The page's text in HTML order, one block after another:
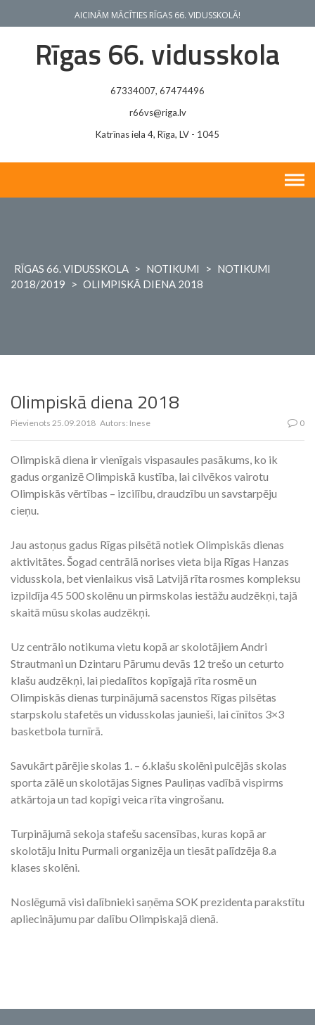
AICINĀM MĀCĪTIES RĪGAS 66. VIDUSSKOLĀ!
Rīgas 66. vidusskola
67334007, 67474496
r66vs@riga.lv
Katrīnas iela 4, Rīga, LV - 1045
RĪGAS 66. VIDUSSKOLA > NOTIKUMI > NOTIKUMI
2018/2019
> OLIMPISKĀ DIENA 2018
Olimpiskā diena 2018
Pievienots 25.09.2018 Autors: Inese 0
Olimpiskā diena ir vienīgais vispasaules pasākums, ko ik
gadus organizē Olimpiskā kustība, lai cilvēkos vairotu
Olimpiskās vērtības – izcilību, draudzību un savstarpēju
cieņu.
Jau astoņus gadus Rīgas pilsētā notiek Olimpiskās dienas
aktivitātes. Šogad centrālā norises vieta bija Rīgas Hanzas
vidusskola, bet vienlaikus visā Latvijā rīta rosmes kompleksu
izpildīja 45 500 skolēnu un pirmskolas iestāžu audzēkņi, tajā
skaitā mūsu skolas audzēkņi.
Uz centrālo notikuma vietu kopā ar skolotājiem Andri
Strautmani un Dzintaru Pārumu devās 12 trešo un ceturto
klašu audzēkņi, lai piedalītos kopīgajā rīta rosmē un
Olimpiskās dienas turpinājumā sacenstos Rīgas pilsētas
starpskolu stafetēs un vidusskolas jaunieši, lai cīnītos 3×3
basketbola turnīrā.
Savukārt pārējie skolas 1. – 6.klašu skolēni pulcējās skolas
sporta zālē un skolotājas Signes Pauliņas vadībā vispirms
atkārtoja un tad kopīgi veica rīta vingrošanu.
Turpinājumā sekoja stafešu sacensības, kuras kopā ar
skolotāju Initu Purmali organizēja un tiesāt palīdzēja 8.a
klases skolēni.
Noslēgumā visi dalībnieki saņēma SOK prezidenta parakstītu
apliecinājumu par dalību Olimpiskajā dienā.